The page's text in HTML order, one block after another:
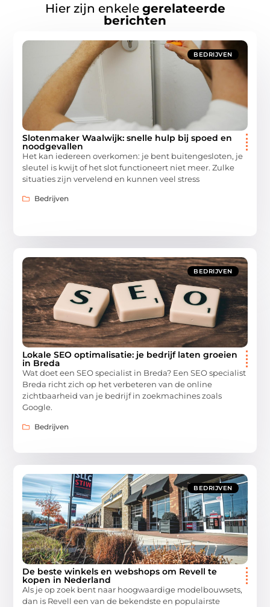
Hier zijn enkele gerelateerde
berichten
BEDRIJVEN
Slotenmaker Waalwijk: snelle hulp bij spoed en
noodgevallen
Het kan iedereen overkomen: je bent buitengesloten, je
sleutel is kwijt of het slot functioneert niet meer. Zulke
situaties zijn vervelend en kunnen veel stress
Bedrijven
BEDRIJVEN
Lokale SEO optimalisatie: je bedrijf laten groeien
in Breda
Wat doet een SEO specialist in Breda? Een SEO specialist
Breda richt zich op het verbeteren van de online
zichtbaarheid van je bedrijf in zoekmachines zoals
Google.
Bedrijven
BEDRIJVEN
De beste winkels en webshops om Revell te
kopen in Nederland
Als je op zoek bent naar hoogwaardige modelbouwsets,
dan is Revell een van de bekendste en populairste